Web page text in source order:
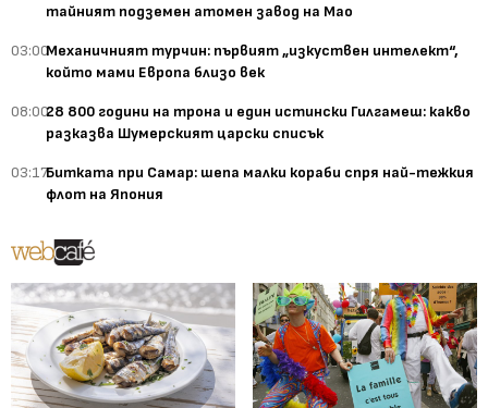
тайният подземен атомен завод на Мао
03:00Механичният турчин: първият „изкуствен интелект“,
който мами Европа близо век
08:0028 800 години на трона и един истински Гилгамеш: какво
разказва Шумерският царски списък
03:17Битката при Самар: шепа малки кораби спря най-тежкия
флот на Япония